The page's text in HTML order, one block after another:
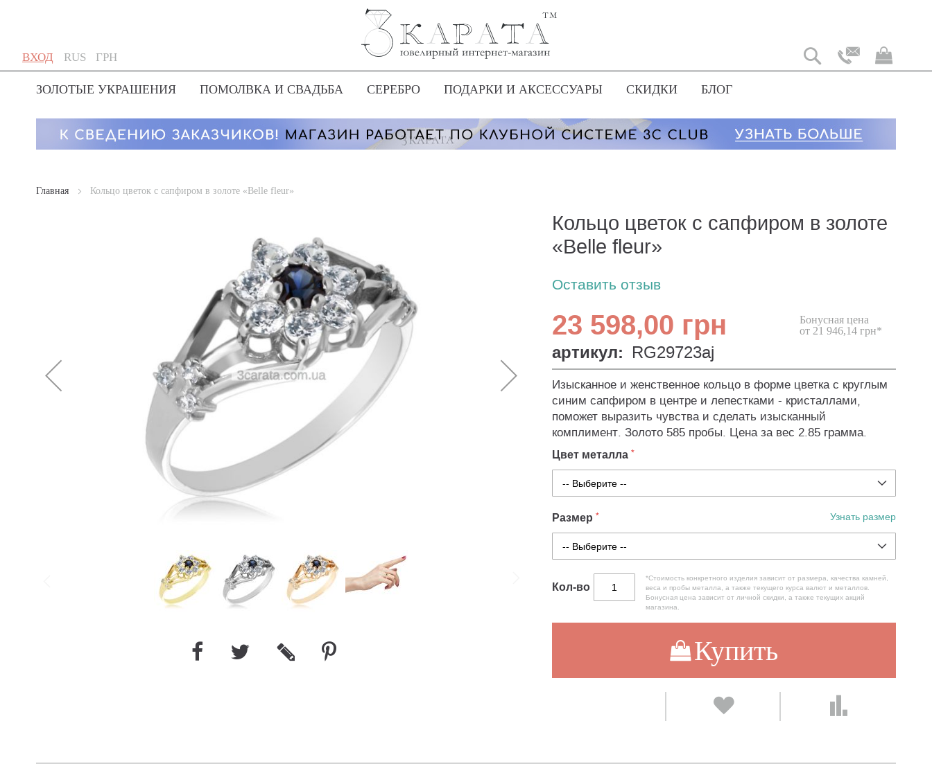
ВХОД
Skip
to
Content
Язык
RUS
Моя
Валюта
ГРН
ЗОЛОТЫЕ УКРАШЕНИЯ ПОМОЛВКА И СВАДЬБА СЕРЕБРО ПОДАРКИ И АКСЕССУАРЫ СКИДКИ БЛОГ
Главная Кольцо цветок с сапфиром в золоте «Belle fleur»
Кольцо цветок с сапфиром в золоте
«Belle fleur»
Оставить отзыв
23 598,00 грн
Бонусная цена
от 21 946,14 грн*
артикул: RG29723aj
Изысканное и женственное кольцо в форме цветка с круглым
синим сапфиром в центре и лепестками - кристаллами,
поможет выразить чувства и сделать изысканный
комплимент. Золото 585 пробы. Цена за вес 2.85 грамма.
Цвет металла
Размер Узнать размер
Кол-во
*Стоимость конкретного изделия зависит от размера, качества камней,
веса и пробы металла, а также текущего курса валют и металлов.
Бонусная цена зависит от личной скидки, а также текущих акций
магазина.
Купить